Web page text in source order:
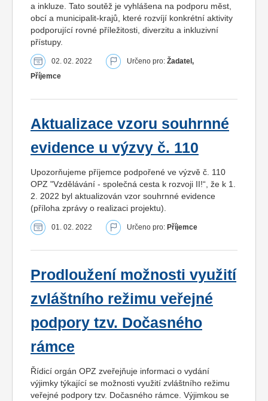
a inkluze. Tato soutěž je vyhlášena na podporu měst,
obcí a municipalit-krajů, které rozvíjí konkrétní aktivity
podporující rovné příležitosti, diverzitu a inkluzivní
přístupy.
02. 02. 2022 Určeno pro: Žadatel,
Příjemce
Aktualizace vzoru souhrnné
evidence u výzvy č. 110
Upozorňujeme příjemce podpořené ve výzvě č. 110
OPZ "Vzdělávání - společná cesta k rozvoji II!“, že k 1.
2. 2022 byl aktualizován vzor souhrnné evidence
(příloha zprávy o realizaci projektu).
01. 02. 2022 Určeno pro: Příjemce
Prodloužení možnosti využití
zvláštního režimu veřejné
podpory tzv. Dočasného
rámce
Řídicí orgán OPZ zveřejňuje informaci o vydání
výjimky týkající se možnosti využití zvláštního režimu
veřejné podpory tzv. Dočasného rámce. Výjimkou se